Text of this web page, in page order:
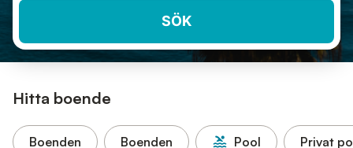
SÖK
Hitta boende
Boenden Boenden Pool Privat